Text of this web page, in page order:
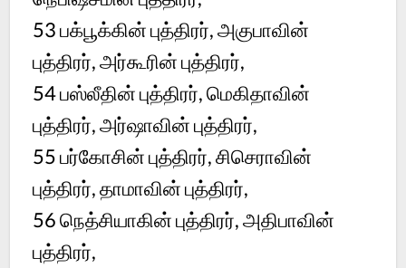
53 பக்பூக்கின் புத்திரர், அகுபாவின்
புத்திரர், அர்கூரின் புத்திரர்,
54 பஸ்லீதின் புத்திரர், மெகிதாவின்
புத்திரர், அர்ஷாவின் புத்திரர்,
55 பர்கோசின் புத்திரர், சிசெராவின்
புத்திரர், தாமாவின் புத்திரர்,
56 நெத்சியாகின் புத்திரர், அதிபாவின்
புத்திரர்,